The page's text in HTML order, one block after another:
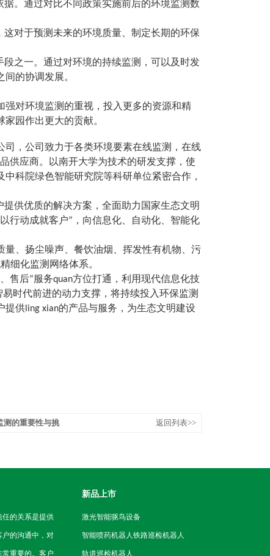
。通过对比不同政策实施前后的环境监测数
对于预测未来的环境质量、制定长期的环保
之一。通过对环境的持续监测，可以及时发
的协调发展。
对环境监测的重视，投入更多的资源和精
园作出更大的贡献。
，公司致力于各类环境要素在线监测，在线
供应商。以南开大学为技术的研发支撑，使
科院绿色智能研究院等科研单位紧密合作，
供优质的解决方案，全面助力国家生态文明
行动成就客户”，向信息化、自动化、智能化
、扬尘噪声、餐饮油烟、挥发性有机物、污
细化监测网络体系。
售后”服务quan方位打通，利用现代信息化技
时代前进的动力支撑，将持续投入环保监测
供ling xian的产品与服务，为生态文明建设
测的重要性与挑
返回列表>>
任的关系是提供
户的沟通中，对
重要的。客户
新品上市
激光智能驱鸟设备
智能喷药机器人铁路巡检机器人
轨道巡检机器人